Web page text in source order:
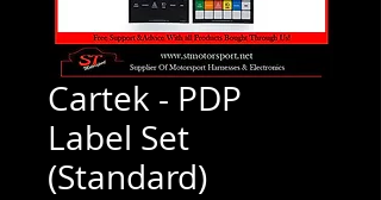
Cartek - PDP
Label Set
(Standard)